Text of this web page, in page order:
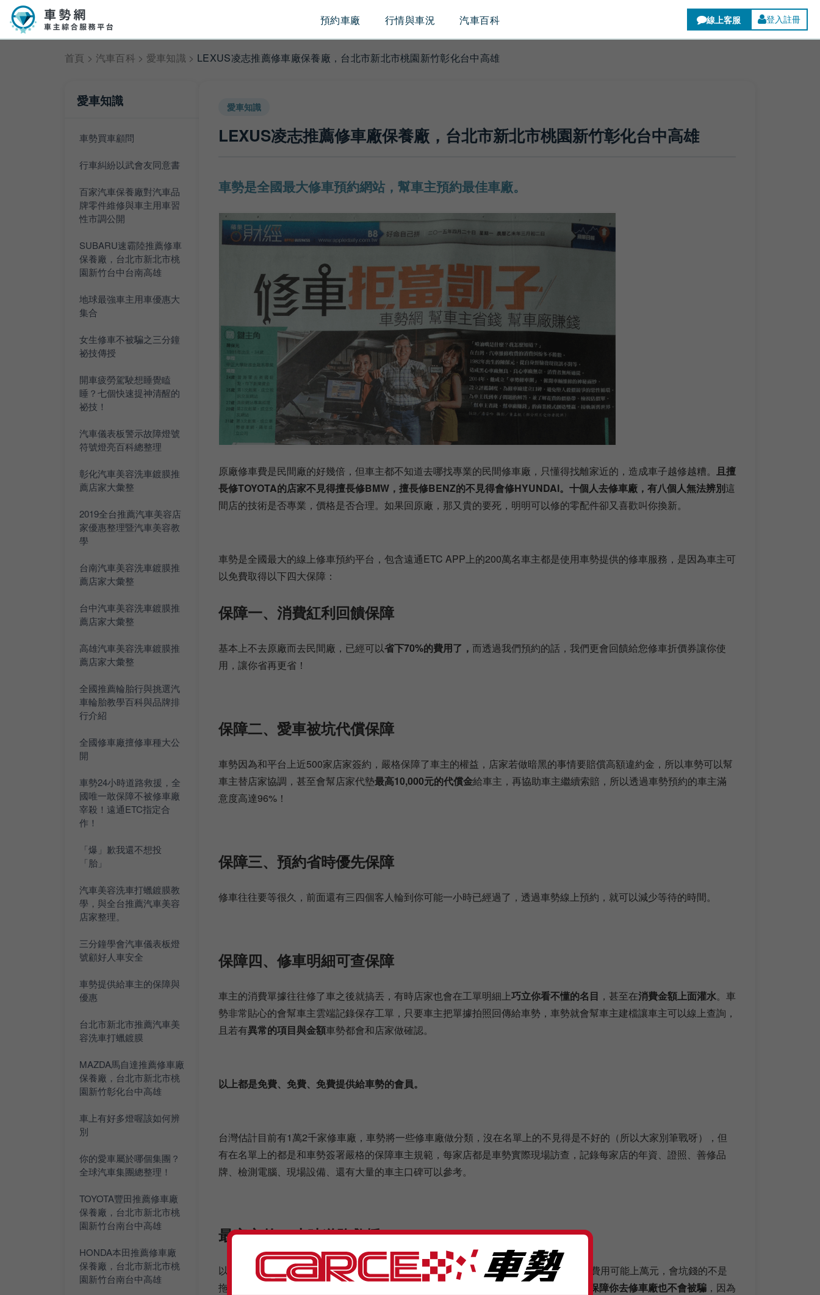
登入註冊
預約車廠 行情與車況 汽車百科
首頁 > 汽車百科 > 愛車知識 > LEXUS凌志推薦修車廠保養廠，台北市新北市桃園新竹彰化台中高雄
愛車知識
車勢買車顧問
行車糾紛以武會友同意書
百家汽車保養廠對汽車品
牌零件維修與車主用車習
性市調公開
SUBARU速霸陸推薦修車
保養廠，台北市新北市桃
園新竹台中台南高雄
地球最強車主用車優惠大
集合
女生修車不被騙之三分鐘
祕技傳授
開車疲勞駕駛想睡覺瞌
睡？七個快速提神清醒的
祕技！
汽車儀表板警示故障燈號
符號燈亮百科總整理
彰化汽車美容洗車鍍膜推
薦店家大彙整
2019全台推薦汽車美容店
家優惠整理暨汽車美容教
學
台南汽車美容洗車鍍膜推
薦店家大彙整
台中汽車美容洗車鍍膜推
薦店家大彙整
高雄汽車美容洗車鍍膜推
薦店家大彙整
全國推薦輪胎行與挑選汽
車輪胎教學百科與品牌排
行介紹
全國修車廠擅修車種大公
開
車勢24小時道路救援，全
國唯一敢保障不被修車廠
宰殺！遠通ETC指定合
作！
「爆」歉我還不想投
「胎」
汽車美容洗車打蠟鍍膜教
學，與全台推薦汽車美容
店家整理。
三分鐘學會汽車儀表板燈
號顧好人車安全
車勢提供給車主的保障與
優惠
台北市新北市推薦汽車美
容洗車打蠟鍍膜
MAZDA馬自達推薦修車廠
保養廠，台北市新北市桃
園新竹彰化台中高雄
車上有好多燈喔該如何辨
別
你的愛車屬於哪個集團？
全球汽車集團總整理！
TOYOTA豐田推薦修車廠
保養廠，台北市新北市桃
園新竹台南台中高雄
HONDA本田推薦修車廠
保養廠，台北市新北市桃
園新竹台南台中高雄
愛車知識
LEXUS凌志推薦修車廠保養廠，台北市新北市桃園新竹彰化台中高雄
車勢是全國最大修車預約網站，幫車主預約最佳車廠。
原廠修車費是民間廠的好幾倍，但車主都不知道去哪找專業的民間修車廠，只懂得找離家近的，造成車子越修越糟。 且擅
長修TOYOTA的店家不見得擅長修BMW，擅長修BENZ的不見得會修HYUNDAI。十個人去修車廠，有八個人無法辨別這
間店的技術是否專業，價格是否合理。如果回原廠，那又貴的要死，明明可以修的零配件卻又喜歡叫你換新。
車勢是全國最大的線上修車預約平台，包含遠通ETC APP上的200萬名車主都是使用車勢提供的修車服務，是因為車主可
以免費取得以下四大保障：
保障一、消費紅利回饋保障
基本上不去原廠而去民間廠，已經可以省下70%的費用了， 而透過我們預約的話，我們更會回饋給您修車折價券讓你使
用，讓你省再更省！
保障二、愛車被坑代償保障
車勢因為和平台上近500家店家簽約，嚴格保障了車主的權益，店家若做暗黑的事情要賠償高額違約金，所以車勢可以幫
車主替店家協調，甚至會幫店家代墊最高10,000元的代償金給車主，再協助車主繼續索賠，所以透過車勢預約的車主滿
意度高達96%！
保障三、預約省時優先保障
修車往往要等很久，前面還有三四個客人輪到你可能一小時已經過了，透過車勢線上預約，就可以減少等待的時間。
保障四、修車明細可查保障
車主的消費單據往往修了車之後就搞丟，有時店家也會在工單明細上巧立你看不懂的名目 ，甚至在消費金額上面灌水。車
勢非常貼心的會幫車主雲端記錄保存工單，只要車主把單據拍照回傳給車勢，車勢就會幫車主建檔讓車主可以線上查詢，
且若有異常的項目與金額車勢都會和店家做確認。
以上都是免費、免費、免費提供給車勢的會員。
台灣估計目前有1萬2千家修車廠，車勢將一些修車廠做分類，沒在名單上的不見得是不好的（所以大家別筆戰呀），但
有在名單上的都是和車勢簽署嚴格的保障車主規範，每家店都是車勢實際現場訪查，記錄每家店的年資、證照、善修品
牌、檢測電腦、現場設備、還有大量的車主口碑可以參考。
最安心的24小時道路救援
以往道路救援的暗黑處，就是拖吊業者勾結修車廠，造成可能拖車費1千至2千，但維修費用可能上萬元，會坑錢的不是
拖吊費，而是被拖到修車廠後的維修費。車勢除了拖吊價格敢公開透明外，
全國唯一敢保障你去修車廠也不會被騙 ，因為